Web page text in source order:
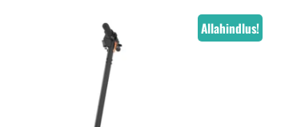
Allahindlus!